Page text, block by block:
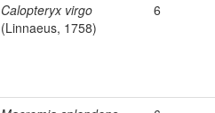
Calopteryx virgo
(Linnaeus, 1758)
6